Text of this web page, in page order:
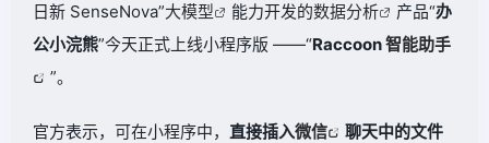
日新 SenseNova”大模型 能力开发的数据分析 产品“办
公小浣熊”今天正式上线小程序版 ——“Raccoon智能助手
”。
官方表示，可在小程序中， 直接插入微信
聊天中的文件